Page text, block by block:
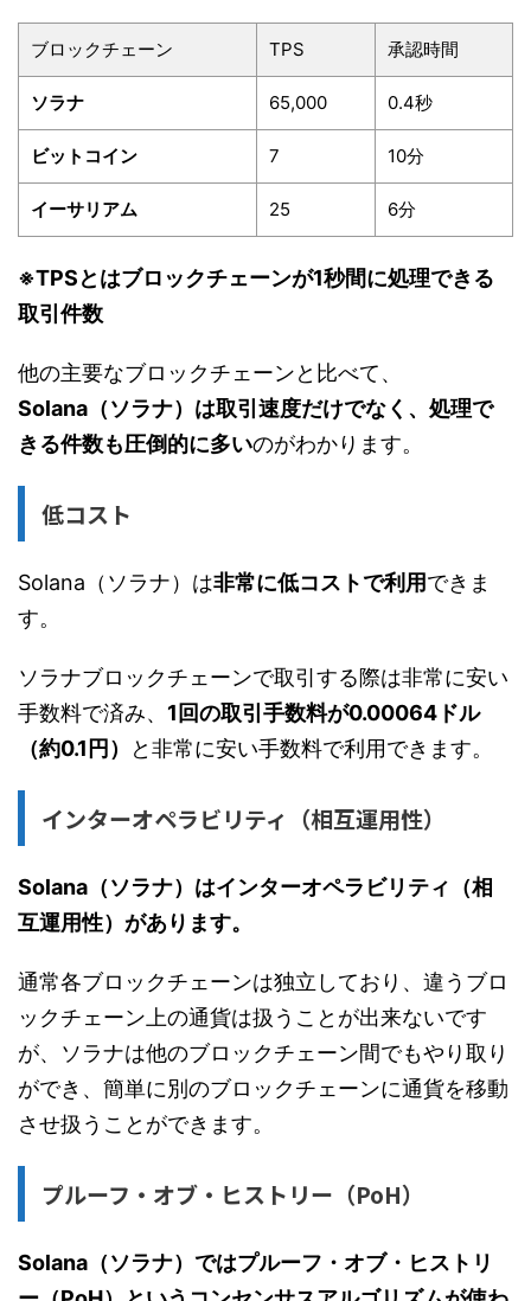
ブロックチェーン TPS 承認時間
ソラナ 65,000 0.4秒
ビットコイン 7 10分
イーサリアム 25 6分
※TPSとはブロックチェーンが1秒間に処理できる
取引件数
他の主要なブロックチェーンと比べて、
Solana（ソラナ）は取引速度だけでなく、処理で
きる件数も圧倒的に多いのがわかります。
低コスト
Solana（ソラナ）は非常に低コストで利用できま
す。
ソラナブロックチェーンで取引する際は非常に安い
手数料で済み、 1回の取引手数料が0.00064ドル
（約0.1円）
と非常に安い手数料で利用できます。
インターオペラビリティ（相互運用性）
Solana（ソラナ）はインターオペラビリティ（相
互運用性）があります。
通常各ブロックチェーンは独立しており、違うブロ
ックチェーン上の通貨は扱うことが出来ないです
が、ソラナは他のブロックチェーン間でもやり取り
ができ、簡単に別のブロックチェーンに通貨を移動
させ扱うことができます。
プルーフ・オブ・ヒストリー（PoH）
Solana（ソラナ）ではプルーフ・オブ・ヒストリ